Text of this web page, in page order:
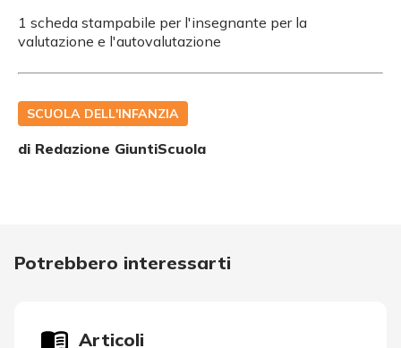
1 scheda stampabile per l'insegnante per la
valutazione e l'autovalutazione
SCUOLA DELL'INFANZIA
di Redazione GiuntiScuola
Potrebbero interessarti
Articoli